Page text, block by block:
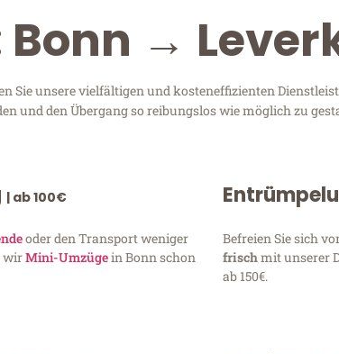
Bonn →
Sie unsere vielfältigen und kosteneffizienten
und den Übergang so reibungslos wie möglich zu
| ab 100€
oder den Transport weniger
wirMini-Umzügein Bonn schon
Befreien Sie sich
frischmit unserer
ab 150€.